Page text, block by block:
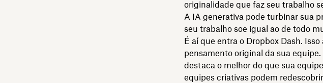
originalidade que faz seu trabalho
A IA generativa pode turbinar sua
seu trabalho soe igual ao de todo
É aí que entra o Dropbox Dash.
pensamento original da sua
destaca o melhor do que sua
equipes criativas podem